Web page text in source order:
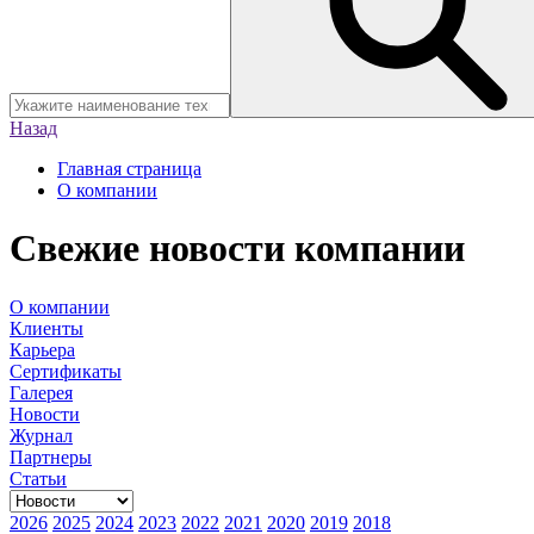
Назад
Главная страница
О компании
Свежие новости компании
О компании
Клиенты
Карьера
Сертификаты
Галерея
Новости
Журнал
Партнеры
Статьи
2026 2025 2024 2023 2022 2021 2020 2019 2018